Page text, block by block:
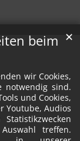
beim
wir Cookies,
notwendig sind.
und Cookies,
Youtube, Audios
treffen.
✕